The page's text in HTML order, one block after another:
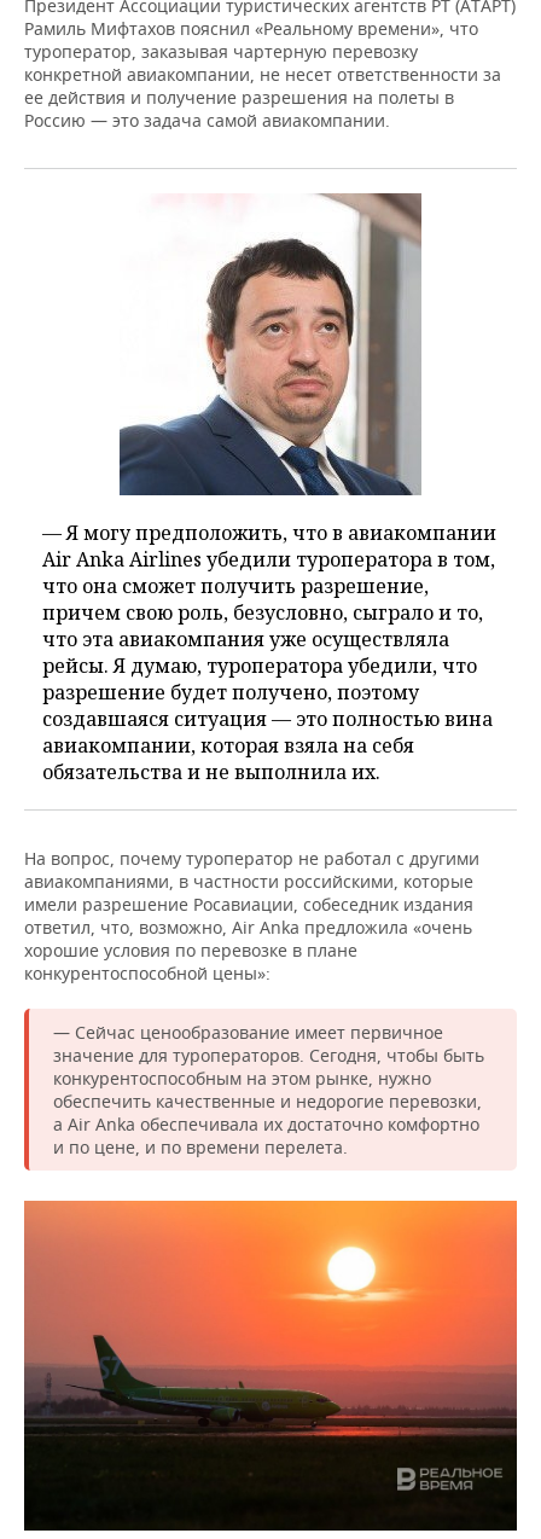
Президент Ассоциации туристических агентств РТ (АТАРТ)
Рамиль Мифтахов пояснил «Реальному времени», что
туроператор, заказывая чартерную перевозку
конкретной авиакомпании, не несет ответственности за
ее действия и получение разрешения на полеты в
Россию — это задача самой авиакомпании.
— Я могу предположить, что в авиакомпании
Air Anka Airlines убедили туроператора в том,
что она сможет получить разрешение,
причем свою роль, безусловно, сыграло и то,
что эта авиакомпания уже осуществляла
рейсы. Я думаю, туроператора убедили, что
разрешение будет получено, поэтому
создавшаяся ситуация — это полностью вина
авиакомпании, которая взяла на себя
обязательства и не выполнила их.
На вопрос, почему туроператор не работал с другими
авиакомпаниями, в частности российскими, которые
имели разрешение Росавиации, собеседник издания
ответил, что, возможно, Air Anka предложила «очень
хорошие условия по перевозке в плане
конкурентоспособной цены»:
— Сейчас ценообразование имеет первичное
значение для туроператоров. Сегодня, чтобы быть
конкурентоспособным на этом рынке, нужно
обеспечить качественные и недорогие перевозки,
а Air Anka обеспечивала их достаточно комфортно
и по цене, и по времени перелета.